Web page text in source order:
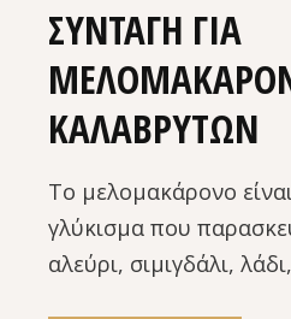
ΣΥΝΤΑΓΗ ΓΙΑ
ΚΑΛΑΒΡΥΤΩΝ
Το μελομακάρονο
γλύκισμα που
αλεύρι, σιμιγδάλι,